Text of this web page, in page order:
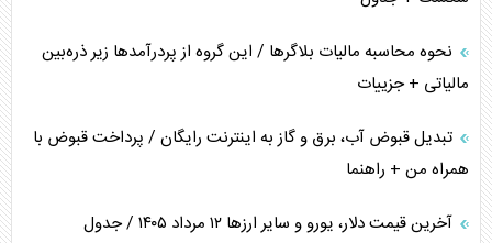
نحوه محاسبه مالیات بلاگر‌ها / این گروه از پردرآمد‌ها زیر ذره‌بین
مالیاتی + جزییات
تبدیل قبوض آب، برق و گاز به اینترنت رایگان / پرداخت قبوض با
همراه من + راهنما
آخرین قیمت دلار، یورو و سایر ارز‌ها ۱۲ مرداد ۱۴۰۵ / جدول